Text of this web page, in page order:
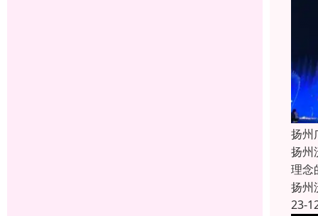
扬州
扬州
理念
扬州
23-